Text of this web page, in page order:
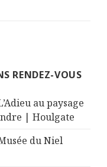
RENDEZ-VOUS
au paysage
| Houlgate
du Niel